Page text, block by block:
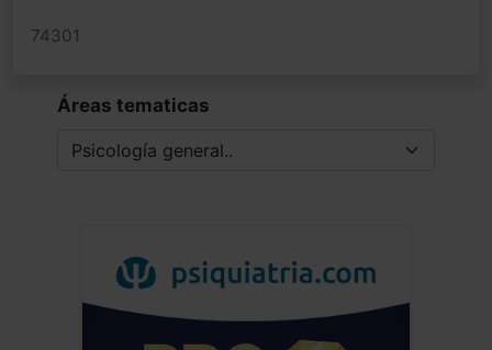
74301
Áreas tematicas